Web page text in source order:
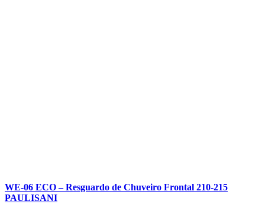
WE-06 ECO – Resguardo de Chuveiro Frontal 210-215
PAULISANI